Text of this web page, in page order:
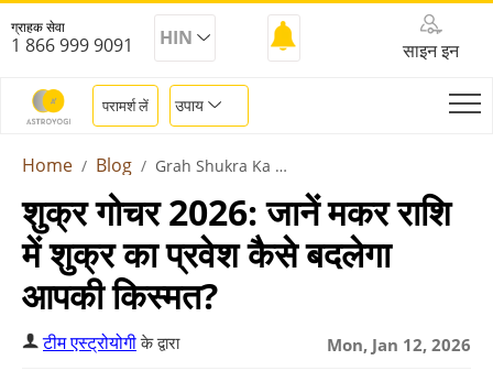
ग्राहक सेवा
1 866 999 9091 HIN
साइन इन
परामर्श लें उपाय
Home Blog Grah Shukra Ka Makar Rashi Me Gochar
शुक्र गोचर 2026: जानें मकर राशि
में शुक्र का प्रवेश कैसे बदलेगा
आपकी किस्मत?
Mon, Jan 12, 2026
टीम एस्ट्रोयोगीके द्वारा